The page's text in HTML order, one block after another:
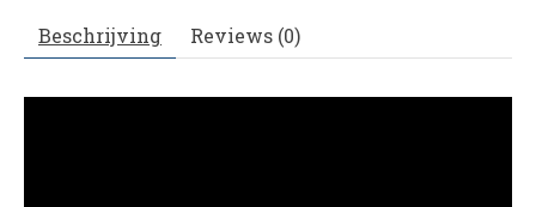
Beschrijving Reviews (0)